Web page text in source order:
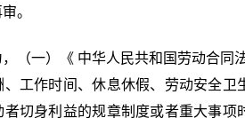
。
一）《 中华人民共和国劳动合同
工作时间、休息休假、劳动安全
切身利益的规章制度或者重大事